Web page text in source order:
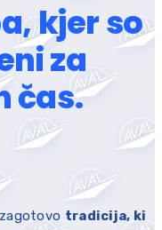
kjer so
za
čas.
tradicija, ki